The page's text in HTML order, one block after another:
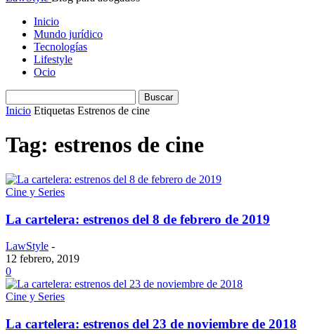
Inicio
Mundo jurídico
Tecnologías
Lifestyle
Ocio
Inicio Etiquetas Estrenos de cine
Tag: estrenos de cine
Cine y Series
La cartelera: estrenos del 8 de febrero de 2019
LawStyle -
12 febrero, 2019
0
Cine y Series
La cartelera: estrenos del 23 de noviembre de 2018